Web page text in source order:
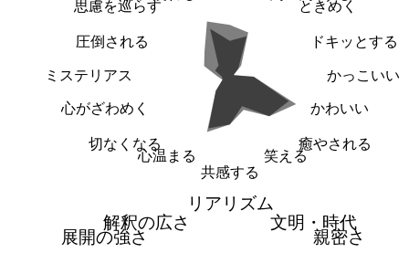
ときめく
ドキッとする
かっこいい
かわいい
癒やされる
笑える
共感する
心温まる
切なくなる
心がざわめく
ミステリアス
圧倒される
思慮を巡らす
リアリズム
文明・時代
親密さ
展開の強さ
解釈の広さ